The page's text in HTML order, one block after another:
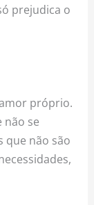
prejudica o
próprio.
não se
que não são